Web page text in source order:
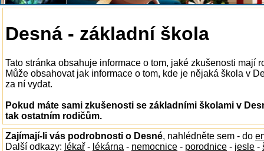
Desná - základní škola
Tato stránka obsahuje informace o tom, jaké zkušenosti mají
Může obsahovat jak informace o tom, kde je nějaká škola v
za ní vydat.
Pokud máte sami zkušenosti se základními školami v
tak ostatním rodičům.
Zajímají-li vás podrobnosti o Desné, nahlédněte sem - do
Další odkazy: lékař - lékárna - nemocnice - porodnice - jesle -